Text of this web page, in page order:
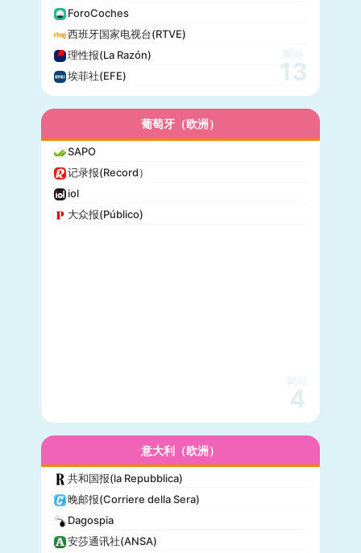
ForoCoches
西班牙国家电视台(RTVE)
理性报(La Razón)
埃菲社(EFE)
网站
13
葡萄牙（欧洲）
SAPO
记录报(Record）
iol
大众报(Público)
网站
4
意大利（欧洲）
共和国报(la Repubblica)
晚邮报(Corriere della Sera)
Dagospia
安莎通讯社(ANSA)